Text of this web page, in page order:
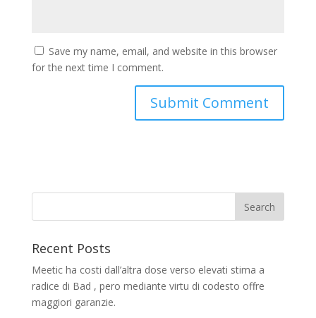
Save my name, email, and website in this browser
for the next time I comment.
Recent Posts
Meetic ha costi dall’altra dose verso elevati stima a
radice di Bad , pero mediante virtu di codesto offre
maggiori garanzie.